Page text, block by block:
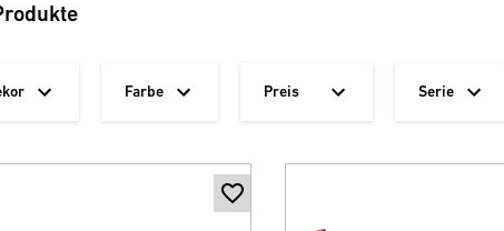
Farbe Preis Serie